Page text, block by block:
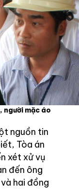
người mặc áo
nguồn tin
Tòa án
xét xử vụ
đến ông
hai đồng